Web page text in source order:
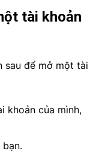
tài khoản
sau để mở một tài
khoản của mình,